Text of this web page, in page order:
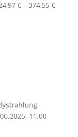
€– 374,55 €
11.00